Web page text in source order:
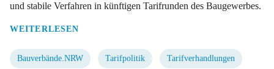
und stabile Verfahren in künftigen Tarifrunden des Baugewerbes.
WEITERLESEN
Bauverbände.NRW Tarifpolitik Tarifverhandlungen